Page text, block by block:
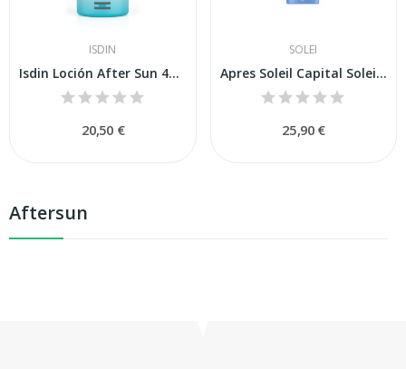
Aftersun
ISDIN
Isdin Loción After Sun 400ml
20,50 €
SOLEI
Apres Soleil Capital Soleil 100 Ml Tubo
25,90 €